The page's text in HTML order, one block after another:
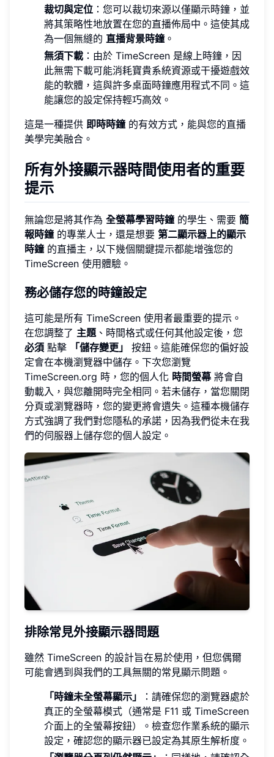
裁切與定位 ：您可以裁切來源以僅顯示時鐘，並
將其策略性地放置在您的直播佈局中。這使其成
為一個無縫的 直播背景時鐘。
無須下載 ：由於 TimeScreen 是線上時鐘，因
此無需下載可能消耗寶貴系統資源或干擾遊戲效
能的軟體，這與許多桌面時鐘應用程式不同。這
能讓您的設定保持輕巧高效。
這是一種提供 即時時鐘的有效方式，能與您的直播
美學完美融合。
所有外接顯示器時間使用者的重要
提示
無論您是將其作為 全螢幕學習時鐘的學生、需要 簡
報時鐘的專業人士，還是想要 第二顯示器上的顯示
時鐘的直播主，以下幾個關鍵提示都能增強您的
TimeScreen 使用體驗。
務必儲存您的時鐘設定
這可能是所有 TimeScreen 使用者最重要的提示。
在您調整了 主題、時間格式或任何其他設定後，您
必須 點擊 「儲存變更」
按鈕。這能確保您的偏好設
定會在本機瀏覽器中儲存。下次您瀏覽
TimeScreen.org 時，您的個人化 時間螢幕將會自
動載入，與您離開時完全相同。若未儲存，當您關閉
分頁或瀏覽器時，您的變更將會遺失。這種本機儲存
方式強調了我們對您隱私的承諾，因為我們從未在我
們的伺服器上儲存您的個人設定。
排除常見外接顯示器問題
雖然 TimeScreen 的設計旨在易於使用，但您偶爾
可能會遇到與我們的工具無關的常見顯示問題。
「時鐘未全螢幕顯示」
：請確保您的瀏覽器處於
真正的全螢幕模式（通常是 F11 或 TimeScreen
介面上的全螢幕按鈕）。檢查您作業系統的顯示
設定，確認您的顯示器已設定為其原生解析度。